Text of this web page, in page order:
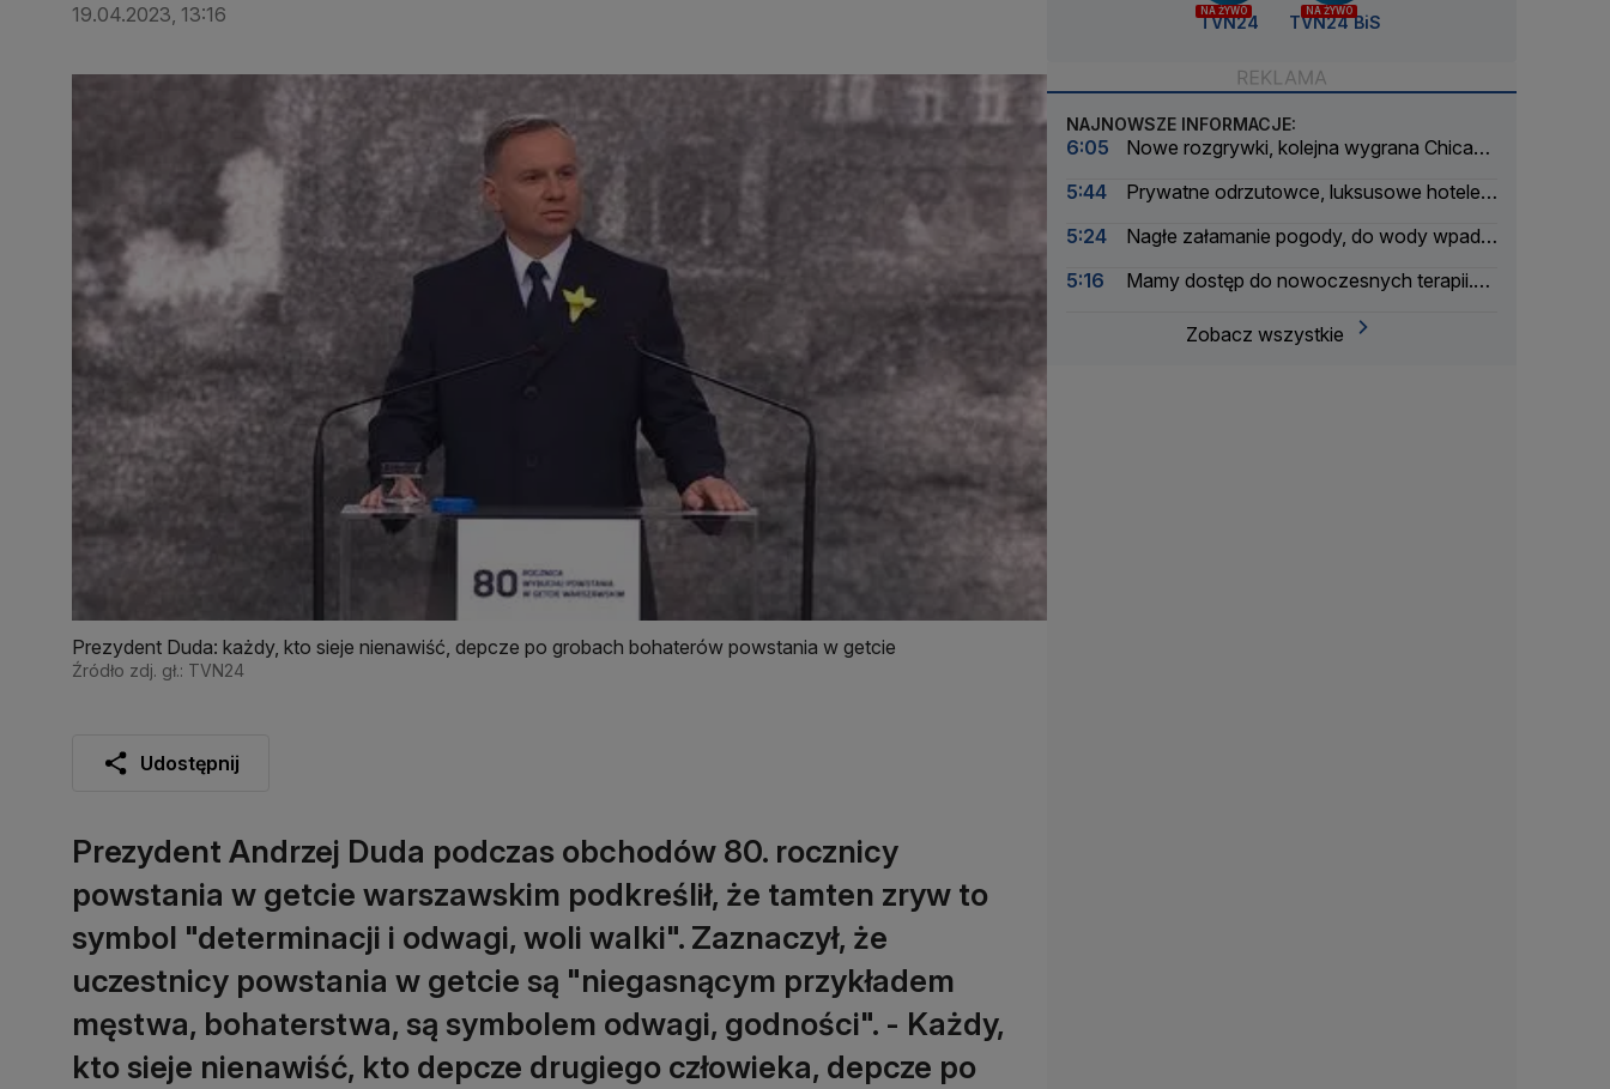
19.04.2023, 13:16
Prezydent Duda: każdy, kto sieje nienawiść, depcze po grobach bohaterów powstania w getcie
Źródło zdj. gł.: TVN24
Udostępnij
Prezydent Andrzej Duda podczas obchodów 80. rocznicy
powstania w getcie warszawskim podkreślił, że tamten zryw to
symbol "determinacji i odwagi, woli walki". Zaznaczył, że
uczestnicy powstania w getcie są "niegasnącym przykładem
męstwa, bohaterstwa, są symbolem odwagi, godności". - Każdy,
kto sieje nienawiść, kto depcze drugiego człowieka, depcze po
NA ŻYWO
TVN24
NA ŻYWO
TVN24 BiS
NAJNOWSZE INFORMACJE:
6:05
Nowe rozgrywki, kolejna wygrana Chicago
5:44
Prywatne odrzutowce, luksusowe hotele.
5:24
Nagłe załamanie pogody, do wody wpadło
5:16
Mamy dostęp do nowoczesnych terapii.
Zobacz wszystkie